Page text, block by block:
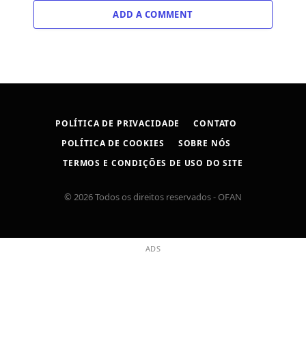
ADD A COMMENT
POLÍTICA DE PRIVACIDADE
CONTATO
POLÍTICA DE COOKIES
SOBRE NÓS
TERMOS E CONDIÇÕES DE USO DO SITE
© 2026 Todos os direitos reservados - OFAN
ADS